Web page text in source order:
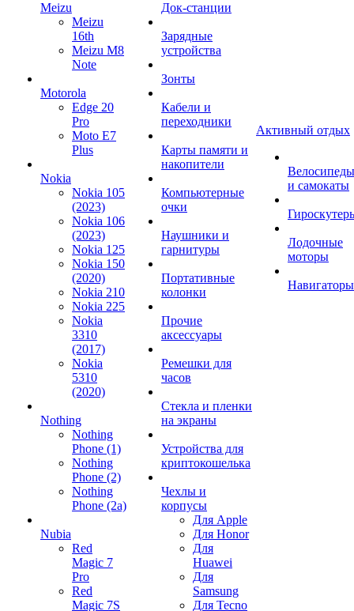
Meizu
Meizu
16th
Meizu M8
Note
Motorola
Edge 20
Pro
Moto E7
Plus
Nokia
Nokia 105
(2023)
Nokia 106
(2023)
Nokia 125
Nokia 150
(2020)
Nokia 210
Nokia 225
Nokia
3310
(2017)
Nokia
5310
(2020)
Nothing
Nothing
Phone (1)
Nothing
Phone (2)
Nothing
Phone (2a)
Nubia
Red
Magic 7
Pro
Red
Magic 7S
Док-станции
Зарядные
устройства
Зонты
Кабели и
переходники
Карты памяти и
накопители
Компьютерные
очки
Наушники и
гарнитуры
Портативные
колонки
Прочие
аксессуары
Ремешки для
часов
Стекла и пленки
на экраны
Устройства для
криптокошелька
Чехлы и
корпусы
Для Apple
Для Honor
Для
Huawei
Для
Samsung
Для Tecno
Активный отдых
Велосипеды
и самокаты
Лодочные
моторы
Навигаторы